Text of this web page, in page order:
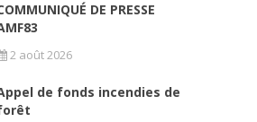
DE PRESSE
2 août 2026
de fonds incendies de